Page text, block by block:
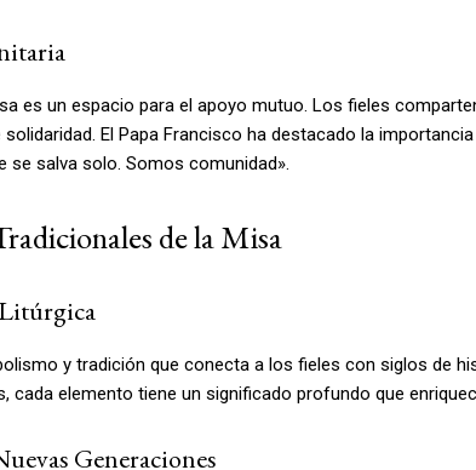
es un espacio para el apoyo mutuo. Los fieles
El Papa Francisco ha destacado la
se salva solo. Somos comunidad».
de la Misa
y tradición que conecta a los fieles con siglos de
cada elemento tiene un significado profundo que
Generaciones